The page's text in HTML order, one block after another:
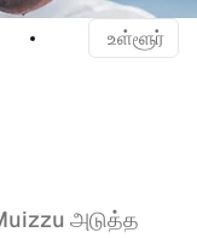
உள்ளூர்
அடுத்த